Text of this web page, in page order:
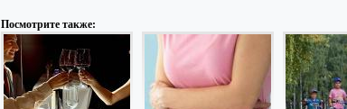
Посмотрите также: